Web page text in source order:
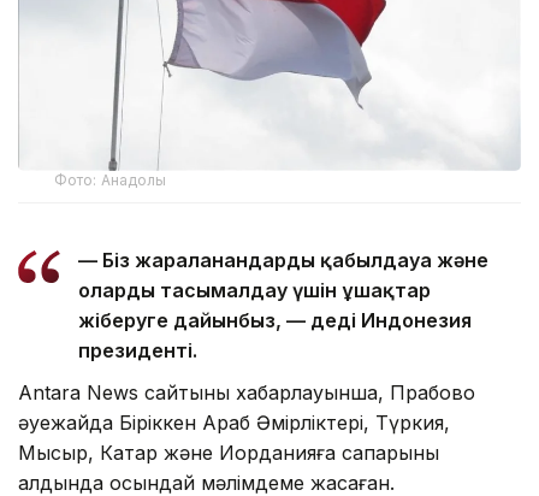
Фото: Анадолы
— Біз жараланғандарды қабылдауға және
оларды тасымалдау үшін ұшақтар
жіберуге дайынбыз, — деді Индонезия
президенті.
Antara News сайтының хабарлауынша, Прабово
әуежайда Біріккен Араб Әмірліктері, Түркия,
Мысыр, Катар және Иорданияға сапарының
алдында осындай мәлімдеме жасаған.